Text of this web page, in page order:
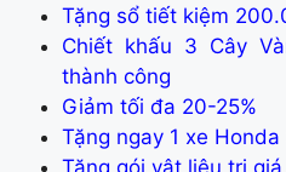
Tặng sổ tiết kiệm
Chiết khấu 3 Cây
thành công
Giảm tối đa 20-25%
Tặng ngay 1 xe
Tặng gói vật liệu trị